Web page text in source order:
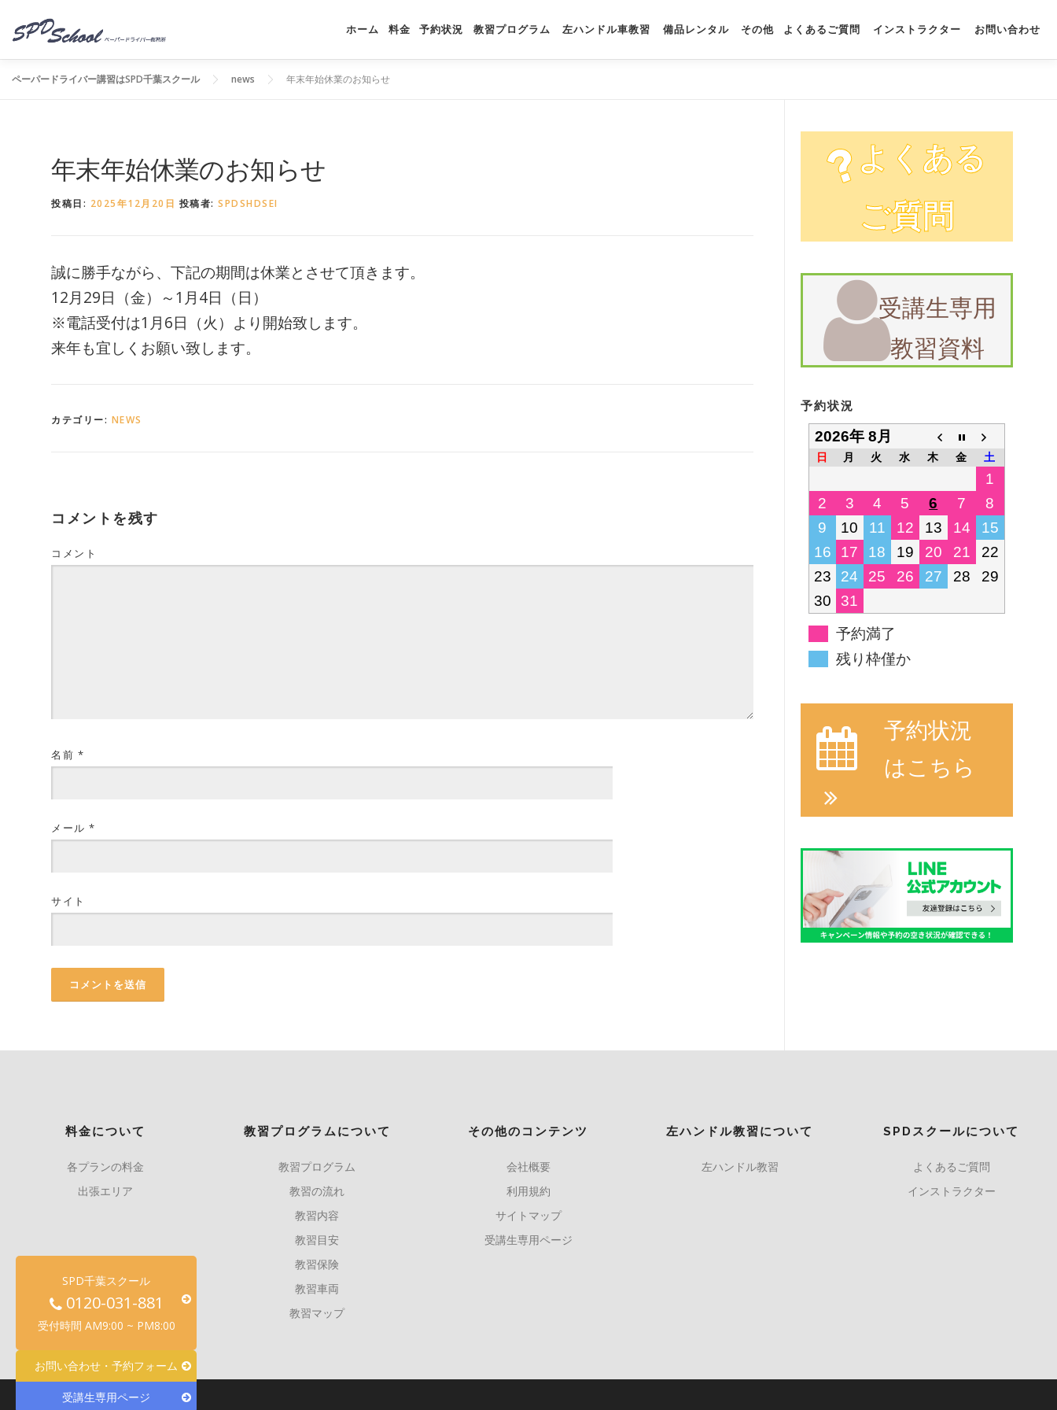
ホーム 料金 予約状況 教習プログラム 左ハンドル車教習 備品レンタル その他 よくあるご質問 インストラクター お問い合わせ
ペーパードライバー講習はSPD千葉スクール news 年末年始休業のお知らせ
年末年始休業のお知らせ
投稿日: 2025年12月20日 投稿者: SPDSHDSEI
誠に勝手ながら、下記の期間は休業とさせて頂きます。
12月29日（金）～1月4日（日）
※電話受付は1月6日（火）より開始致します。
来年も宜しくお願い致します。
カテゴリー: NEWS
コメントを残す
コメント
名前 *
メール *
サイト
よくある
ご質問
受講生専用
教習資料
予約状況
2026年 8月
日 月 火 水 木 金 土
1
2
3 4 5 6 7
8
9
10 11 12 13 14
15
16
17 18 19 20 21
22
23
24 25 26 27 28
29
30
31
予約満了
残り枠僅か
予約状況
はこちら
料金について
各プランの料金
出張エリア
教習プログラムについて
教習プログラム
教習の流れ
教習内容
教習目安
教習保険
教習車両
教習マップ
その他のコンテンツ
会社概要
利用規約
サイトマップ
受講生専用ページ
左ハンドル教習について
左ハンドル教習
SPDスクールについて
よくあるご質問
インストラクター
SPD千葉スクール
0120-031-881
受付時間 AM9:00 ~ PM8:00
お問い合わせ・予約フォーム
受講生専用ページ